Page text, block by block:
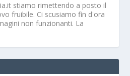
stiamo rimettendo a posto il
fruibile. Ci scusiamo fin d'ora
non funzionanti. La